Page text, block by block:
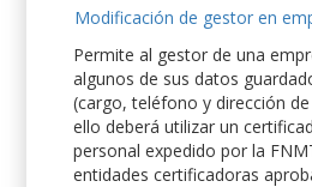
Modificación de gestor en
Permite al gestor de una
algunos de sus datos
(cargo, teléfono y dirección
ello deberá utilizar un
personal expedido por la
entidades certificadoras